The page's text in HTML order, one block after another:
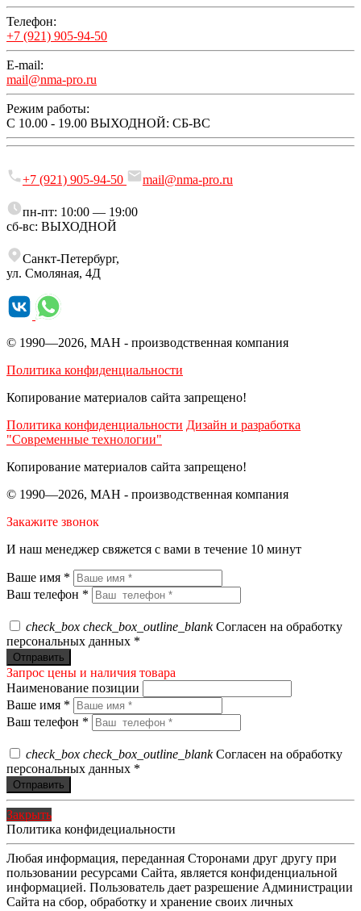
Телефон:
+7 (921) 905-94-50
E-mail:
mail@nma-pro.ru
Режим работы:
С 10.00 - 19.00 ВЫХОДНОЙ: СБ-ВС
+7 (921) 905-94-50 mail@nma‑pro.ru
пн-пт: 10:00 — 19:00
сб-вс: ВЫХОДНОЙ
Санкт‑Петербург,
ул. Смоляная, 4Д
© 1990—2026, МАН - производственная компания
Политика конфиденциальности
Копирование материалов сайта запрещено!
Политика конфиденциальности Дизайн и разработка
"Современные технологии"
Копирование материалов сайта запрещено!
© 1990—2026, МАН - производственная компания
Закажите звонок
И наш менеджер свяжется с вами в течение 10 минут
Ваше имя *
Ваш телефон *
check_box check_box_outline_blankСогласен на обработку
персональных данных *
Запрос цены и наличия товара
Наименование позиции
Ваше имя *
Ваш телефон *
check_box check_box_outline_blankСогласен на обработку
персональных данных *
Закрыть
Политика конфидециальности
Любая информация, переданная Сторонами друг другу при
пользовании ресурсами Сайта, является конфиденциальной
информацией. Пользователь дает разрешение Администрации
Сайта на сбор, обработку и хранение своих личных